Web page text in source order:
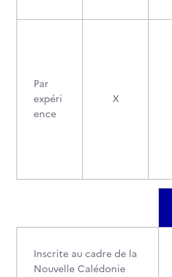
Par
expéri
ence
X
Inscrite au cadre de la
Nouvelle Calédonie